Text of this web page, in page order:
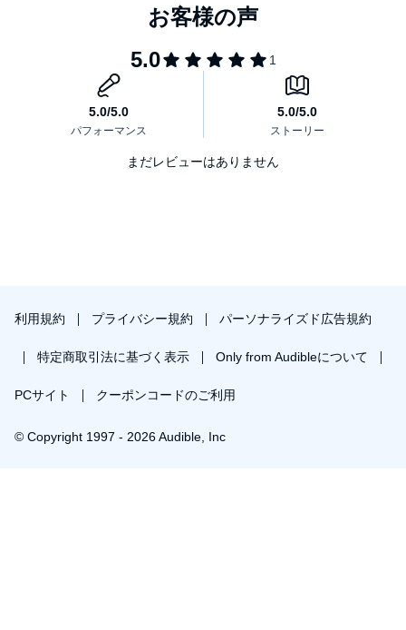
まだレビューはありません
利用規約 プライバシー規約 パーソナライズド広告規約
特定商取引法に基づく表示 Only from Audibleについて
PCサイト クーポンコードのご利用
© Copyright 1997 - 2026 Audible, Inc